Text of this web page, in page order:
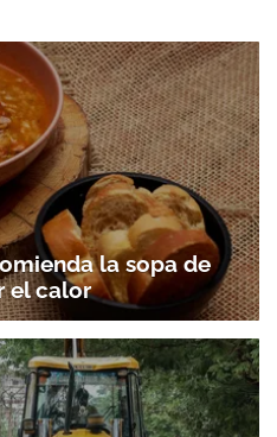
la sopa de
el calor